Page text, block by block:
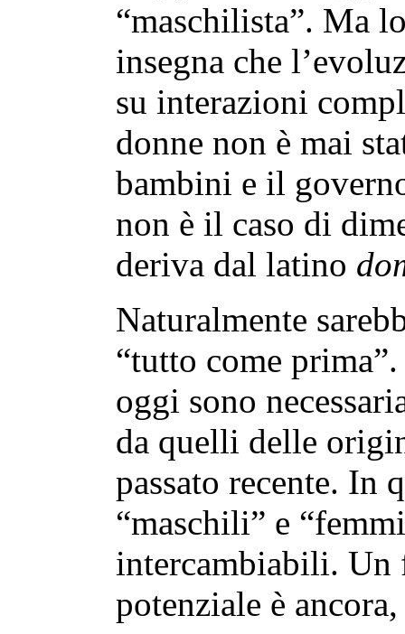
“maschilista”. Ma
insegna che
su interazioni
donne non è mai
bambini e il
non è il caso di
deriva dal latino
Naturalmente
“tutto come
oggi sono
da quelli delle
passato recente. In
“maschili” e
intercambiabili.
potenziale è